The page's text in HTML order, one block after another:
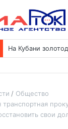
На Кубани
Общество
транспортная
свои